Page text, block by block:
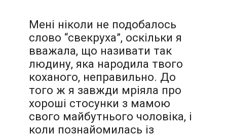
Мені ніколи не подобалось
слово “свекруха”, оскільки я
вважала, що називати так
людину, яка народила твого
коханого, неправильно. До
того ж я завжди мріяла про
хороші стосунки з мамою
свого майбутнього чоловіка, і
коли познайомилась із